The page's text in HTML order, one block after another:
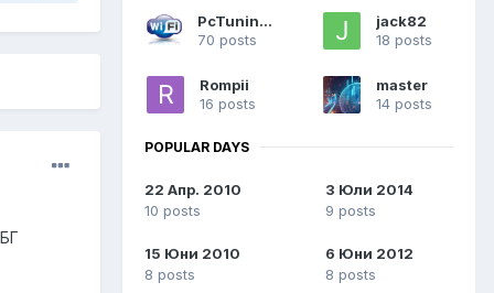
PcTuninG™
70 posts
jack82
18 posts
Rompii
16 posts
master
14 posts
POPULAR DAYS
22 Апр. 2010
10 posts
3 Юли 2014
9 posts
15 Юни 2010
8 posts
6 Юни 2012
8 posts